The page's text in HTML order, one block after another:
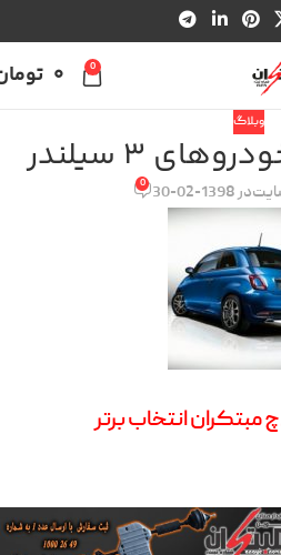
0
0
وبلاگ
۳ سیلندر
در 1398-02-30 0
مبتکران انتخاب برتر